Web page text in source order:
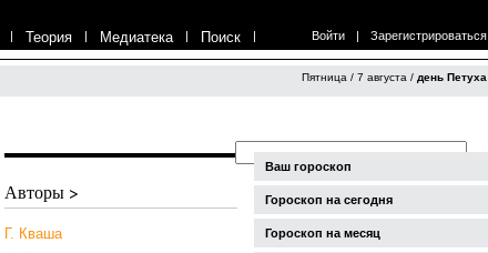
| Теория | Медиатека | Поиск | Войти | Зарегистрироваться
Пятница / 7 августа / день Петуха
Авторы >
Г. Кваша
Ваш гороскоп
Гороскоп на сегодня
Гороскоп на месяц